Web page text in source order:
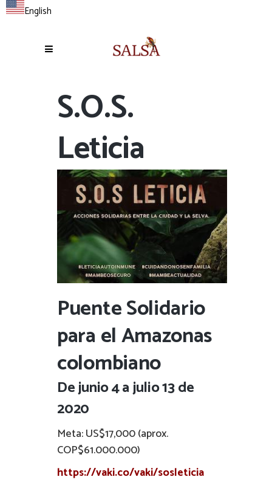
English
S.O.S.
Leticia
Puente Solidario
para el Amazonas
colombiano
De junio 4 a julio 13 de
2020
Meta: US$17,000 (aprox.
COP$61.000.000)
https://vaki.co/vaki/sosleticia